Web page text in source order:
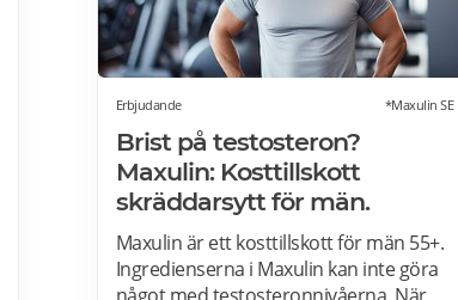
Erbjudande *Maxulin SE
Brist på testosteron?
Maxulin: Kosttillskott
skräddarsytt för män.
Maxulin är ett kosttillskott för män 55+.
Ingredienserna i Maxulin kan inte göra